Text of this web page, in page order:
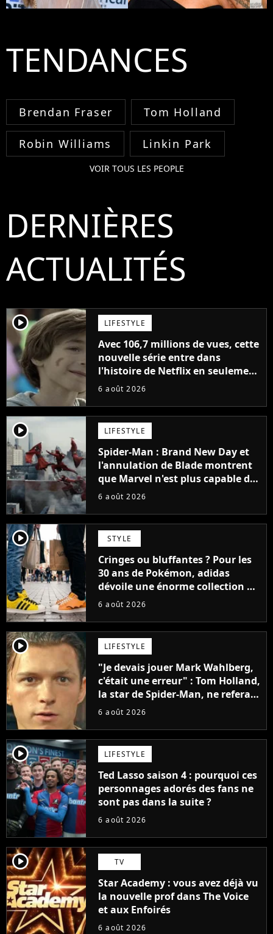
TENDANCES
Brendan Fraser Tom Holland
Robin Williams Linkin Park
VOIR TOUS LES PEOPLE
DERNIÈRES
ACTUALITÉS
player2 LIFESTYLE
Avec 106,7 millions de vues, cette
nouvelle série entre dans
l'histoire de Netflix en seulement
48 jours
6 août 2026
player2 LIFESTYLE
Spider-Man : Brand New Day et
l'annulation de Blade montrent
que Marvel n'est plus capable de
faire quoi que ce soit de simple
6 août 2026
player2 STYLE
Cringes ou bluffantes ? Pour les
30 ans de Pokémon, adidas
dévoile une énorme collection de
sneakers et je ne sais pas quoi en
6 août 2026
player2 LIFESTYLE
"Je devais jouer Mark Wahlberg,
c'était une erreur" : Tom Holland,
la star de Spider-Man, ne referait
pas ce blockbuster
6 août 2026
player2 LIFESTYLE
Ted Lasso saison 4 : pourquoi ces
personnages adorés des fans ne
sont pas dans la suite ?
6 août 2026
player2 TV
Star Academy : vous avez déjà vu
la nouvelle prof dans The Voice
et aux Enfoirés
6 août 2026